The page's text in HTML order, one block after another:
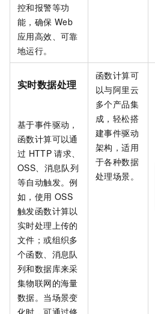
控和报警等功
能，确保 Web
应用高效、可靠
地运行。
实时数据处理
基于事件驱动，
函数计算可以通
过 HTTP 请求、
OSS、消息队列
等自动触发。例
如，使用 OSS
触发函数计算以
实时处理上传的
文件；或组织多
个函数、消息队
列和数据库来采
集物联网的海量
数据。当场景变
化时，可通过修
函数计算可
以与阿里云
多个产品集
成，轻松搭
建事件驱动
架构，适用
于各种数据
处理场景。